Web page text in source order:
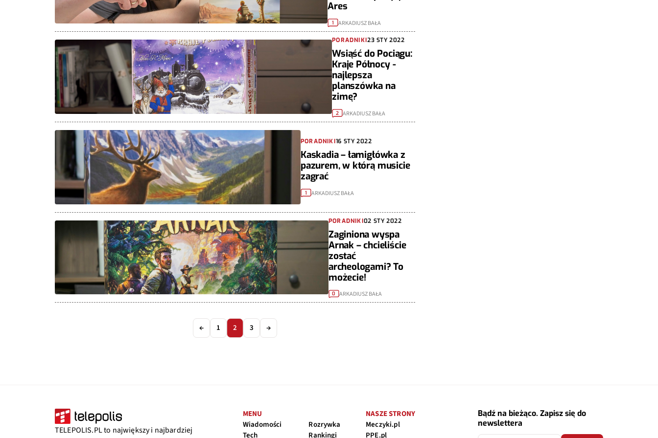
Ares
1 ARKADIUSZ BAŁA
PORADNIKI23 STY 2022
Wsiąść do Pociągu:
Kraje Północy -
najlepsza
planszówka na
zimę?
2 ARKADIUSZ BAŁA
PORADNIKI16 STY 2022
Kaskadia – łamigłówka z
pazurem, w którą musicie
zagrać
1 ARKADIUSZ BAŁA
PORADNIKI02 STY 2022
Zaginiona wyspa
Arnak – chcieliście
zostać
archeologami? To
możecie!
0 ARKADIUSZ BAŁA
← 1 2 3 →
TELEPOLIS.PL to największy i najbardziej
MENU
Wiadomości
Tech
Rozrywka
Rankingi
NASZE STRONY
Meczyki.pl
PPE.pl
Bądź na bieżąco. Zapisz się do
newslettera